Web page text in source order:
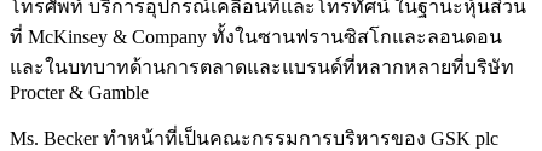
โทรศัพท์ บริการอุปกรณ์เคลื่อนที่และโทรทัศน์ ในฐานะหุ้นส่วน
ที่ McKinsey & Company ทั้งในซานฟรานซิสโกและลอนดอน
และในบทบาทด้านการตลาดและแบรนด์ที่หลากหลายที่บริษัท
Procter & Gamble
Ms. Becker ทำหน้าที่เป็นคณะกรรมการบริหารของ GSK plc